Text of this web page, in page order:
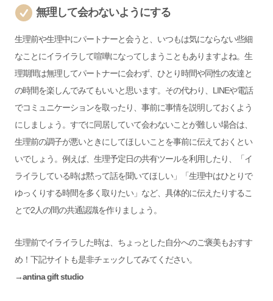
無理して会わないようにする
生理前や生理中にパートナーと会うと、いつもは気にならない些細
なことにイライラして喧嘩になってしまうこともありますよね。生
理期間は無理してパートナーに会わず、ひとり時間や同性の友達と
の時間を楽しんでみてもいいと思います。 その代わり、LINEや電話
でコミュニケーションを取ったり、事前に事情を説明しておくよう
にしましょう。すでに同居していて会わないことが難しい場合は、
生理前の調子が悪いときにしてほしいことを事前に伝えておくとい
いでしょう。例えば、生理予定日の共有ツールを利用したり、「イ
ライラしている時は黙って話を聞いてほしい」「生理中はひとりで
ゆっくりする時間を多く取りたい」など、具体的に伝えたりするこ
とで2人の間の共通認識を作りましょう。
生理前でイライラした時は、ちょっとした自分へのご褒美もおすす
め！下記サイトも是非チェックしてみてください。
→antina gift studio